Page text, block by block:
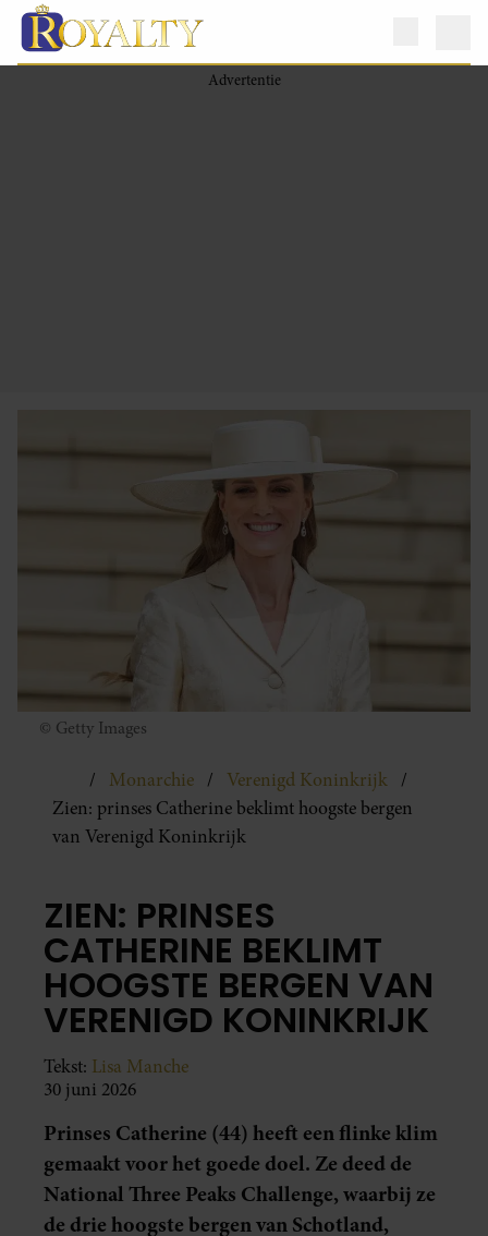
© Getty Images
Monarchie
Verenigd Koninkrijk
Zien: prinses Catherine beklimt hoogste bergen
van Verenigd Koninkrijk
ZIEN: PRINSES
CATHERINE BEKLIMT
HOOGSTE BERGEN VAN
VERENIGD KONINKRIJK
Tekst: Lisa Manche
30 juni 2026
Prinses Catherine (44) heeft een flinke klim
gemaakt voor het goede doel. Ze deed de
National Three Peaks Challenge, waarbij ze
de drie hoogste bergen van Schotland,